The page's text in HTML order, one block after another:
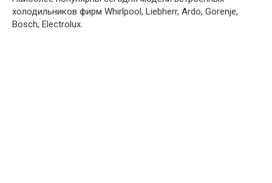
холодильников фирм Whirlpool, Liebherr, Ardo, Gorenje,
Bosch, Electrolux.